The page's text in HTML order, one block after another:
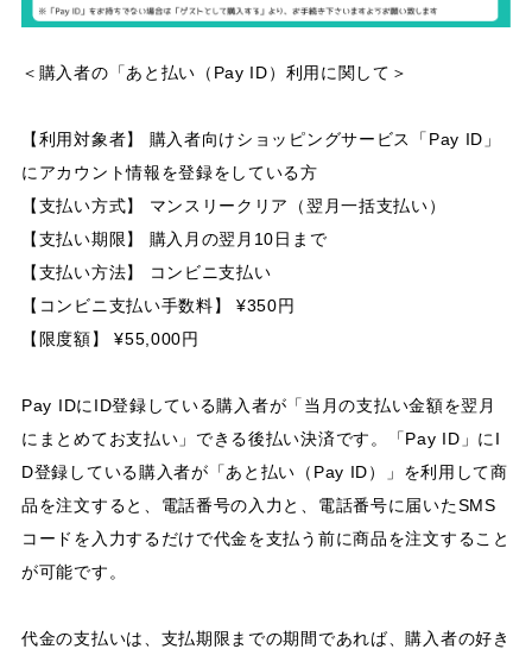
＜購入者の「あと払い（Pay ID）利用に関して＞
【利用対象者】 購入者向けショッピングサービス「Pay ID」
にアカウント情報を登録をしている方
【支払い方式】 マンスリークリア（翌月一括支払い）
【支払い期限】 購入月の翌月10日まで
【支払い方法】 コンビニ支払い
【コンビニ支払い手数料】 ¥350円
【限度額】 ¥55,000円
Pay IDにID登録している購入者が「当月の支払い金額を翌月
にまとめてお支払い」できる後払い決済です。「Pay ID」にI
D登録している購入者が「あと払い（Pay ID）」を利用して商
品を注文すると、電話番号の入力と、電話番号に届いたSMS
コードを入力するだけで代金を支払う前に商品を注文すること
が可能です。
代金の支払いは、支払期限までの期間であれば、購入者の好き